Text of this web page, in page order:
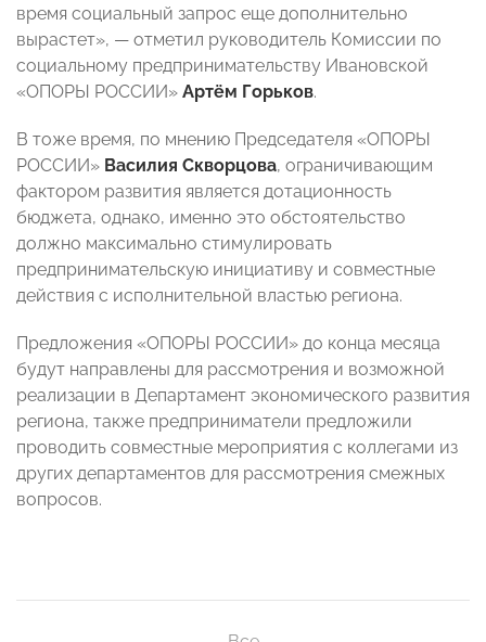
время социальный запрос еще дополнительно
вырастет», — отметил руководитель Комиссии по
социальному предпринимательству Ивановской
«ОПОРЫ РОССИИ» Артём Горьков.
В тоже время, по мнению Председателя «ОПОРЫ
РОССИИ» Василия Скворцова, ограничивающим
фактором развития является дотационность
бюджета, однако, именно это обстоятельство
должно максимально стимулировать
предпринимательскую инициативу и совместные
действия с исполнительной властью региона.
Предложения «ОПОРЫ РОССИИ» до конца месяца
будут направлены для рассмотрения и возможной
реализации в Департамент экономического развития
региона, также предприниматели предложили
проводить совместные мероприятия с коллегами из
других департаментов для рассмотрения смежных
вопросов.